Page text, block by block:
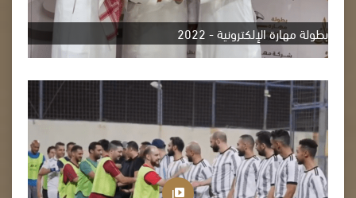
بطولة مهارة الإلكترونية - 2022